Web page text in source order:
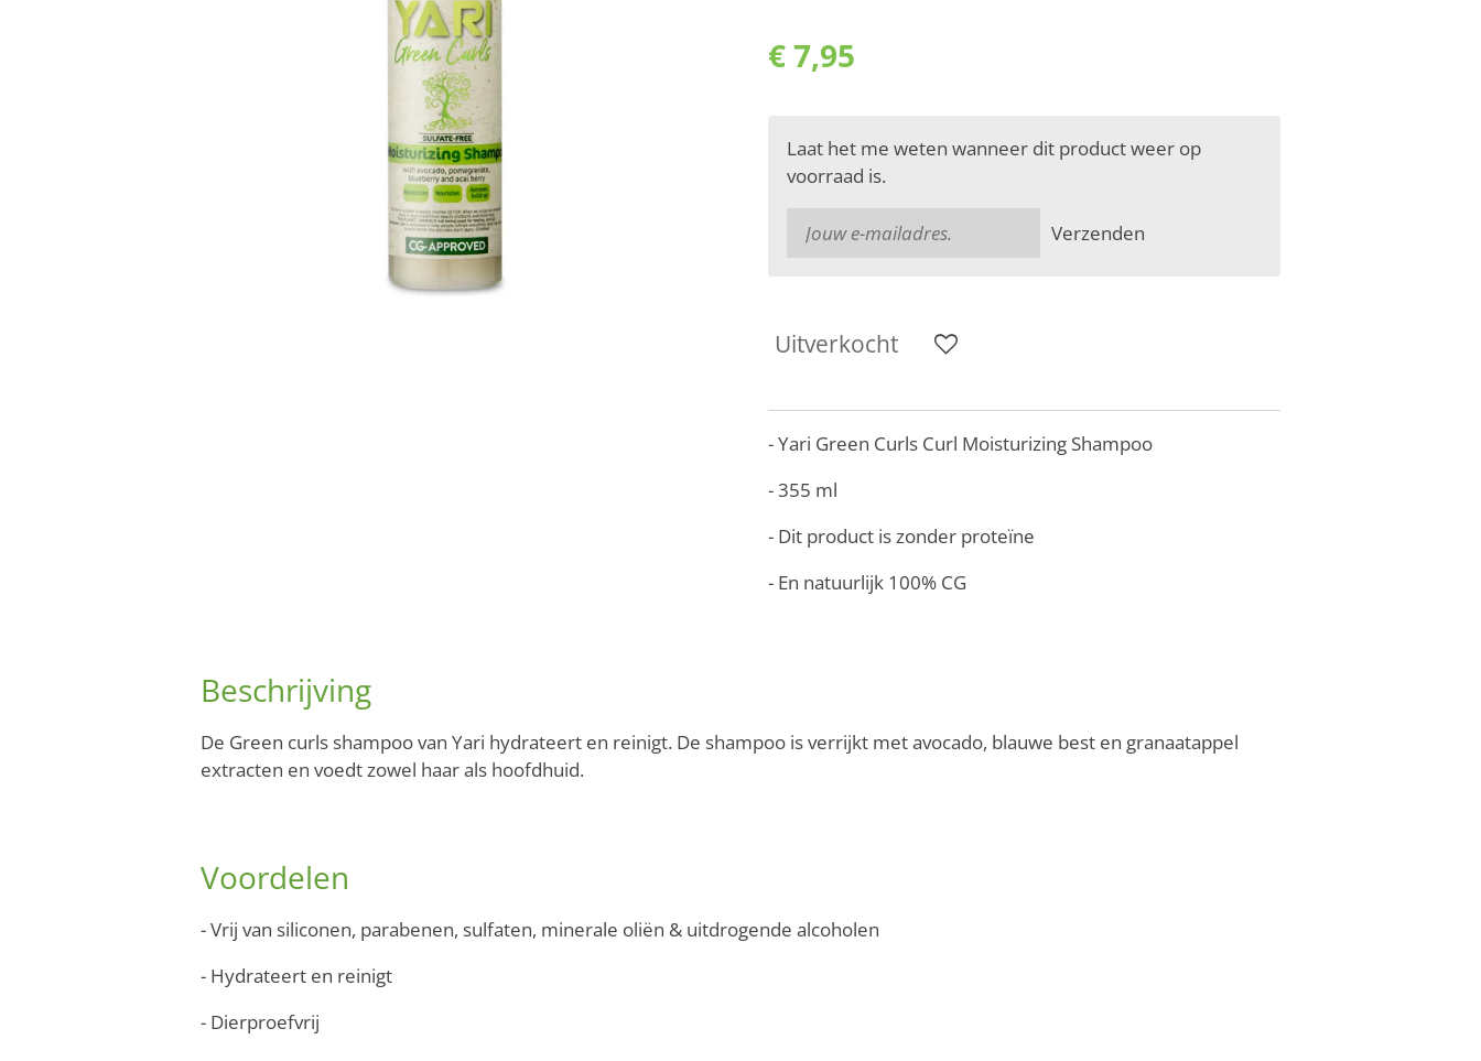
€ 7,95
Laat het me weten wanneer dit product weer op
voorraad is.
Verzenden
Uitverkocht
- Yari Green Curls Curl Moisturizing Shampoo
- 355 ml
- Dit product is zonder proteïne
- En natuurlijk 100% CG
Beschrijving
De Green curls shampoo van Yari hydrateert en reinigt. De shampoo is verrijkt met avocado, blauwe best en granaatappel
extracten en voedt zowel haar als hoofdhuid.
Voordelen
- Vrij van siliconen, parabenen, sulfaten, minerale oliën & uitdrogende alcoholen
- Hydrateert en reinigt
- Dierproefvrij